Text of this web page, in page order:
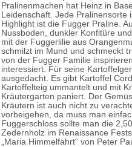
Pralinenmachen hat Heinz in
Leidenschaft. Jede Pralinensorte
Highlight ist die Fugger Praline.
Nussboden, dunkler Konfitüre
mit der Fuggerlilie aus
schmilzt im Mund und schmeckt
von der Fugger Familie
interessiert. Für seine
ausgedacht. Es gibt Kartoffel
Kartoffelteig ummantelt und mit
Kräutergarten paniert. Der
Kräutern ist auch nicht zu
vorbeigehen, da muss man
Fuggerschloss sollte man die
Zedernholz im Renaissance
„Maria Himmelfahrt“ von Peter